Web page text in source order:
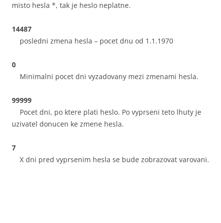
misto hesla *, tak je heslo neplatne.
14487
posledni zmena hesla – pocet dnu od 1.1.1970
0
Minimalni pocet dni vyzadovany mezi zmenami hesla.
99999
Pocet dni, po ktere plati heslo. Po vyprseni teto lhuty je
uzivatel donucen ke zmene hesla.
7
X dni pred vyprsenim hesla se bude zobrazovat varovani.